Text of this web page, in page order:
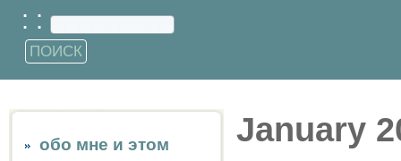
: :
обо мне и этом
January